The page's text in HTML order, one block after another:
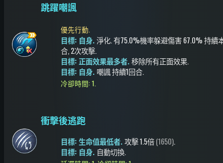
跳躍嘲諷
優先行動.
目標: 自身.淨化.有75.0%機率躲避傷害67.0%持續
合, 2次攻擊.
目標: 正面效果最多者.移除所有正面效果.
目標: 自身. 嘲諷持續1回合.
冷卻時間: 1.
衝擊後逃跑
目標: 生命值最低者.攻擊1.5倍(1650).
目標: 自身. 自動切換.